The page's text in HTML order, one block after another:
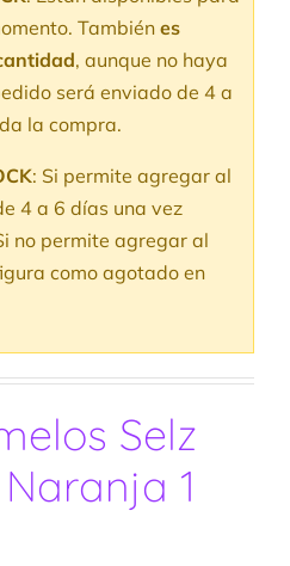
También es
, aunque no haya
será enviado de 4 a
la compra.
: Si permite agregar al
4 a 6 días una vez
no permite agregar al
como agotado en
Selz
1